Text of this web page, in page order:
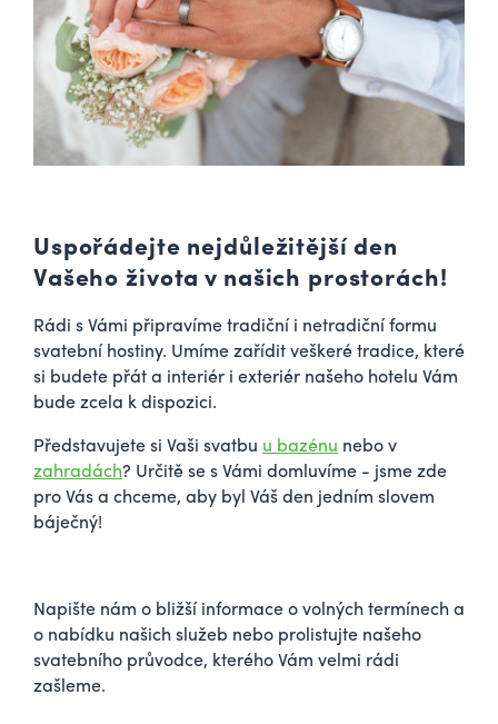
Uspořádejte nejdůležitější den
Vašeho života v našich prostorách!
Rádi s Vámi připravíme tradiční i netradiční formu
svatební hostiny. Umíme zařídit veškeré tradice, které
si budete přát a interiér i exteriér našeho hotelu Vám
bude zcela k dispozici.
Představujete si Vaši svatbu u bazénu nebo v
zahradách? Určitě se s Vámi domluvíme - jsme zde
pro Vás a chceme, aby byl Váš den jedním slovem
báječný!
Napište nám o bližší informace o volných termínech a
o nabídku našich služeb nebo prolistujte našeho
svatebního průvodce, kterého Vám velmi rádi
zašleme.